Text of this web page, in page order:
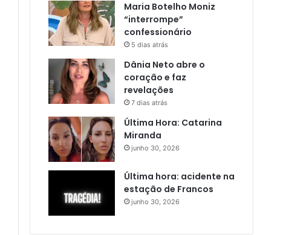
Maria Botelho Moniz
“interrompe”
confessionário
5 dias atrás
Dânia Neto abre o
coração e faz
revelações
7 dias atrás
Última Hora: Catarina
Miranda
junho 30, 2026
Última hora: acidente na
estação de Francos
junho 30, 2026